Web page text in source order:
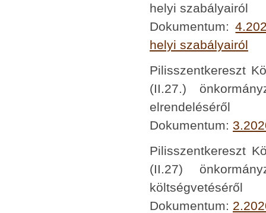
helyi szabályairól
Dokumentum:
helyi szabályairól
Pilisszentkereszt
(II.27.)
elrendeléséről
Dokumentum:
Pilisszentkereszt
(II.27)
költségvetéséről
Dokumentum: